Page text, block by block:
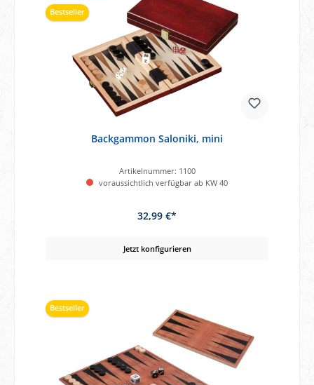
Bestseller
Backgammon Saloniki, mini
Artikelnummer: 1100
voraussichtlich verfügbar ab KW 40
32,99 €*
Jetzt konfigurieren
Bestseller